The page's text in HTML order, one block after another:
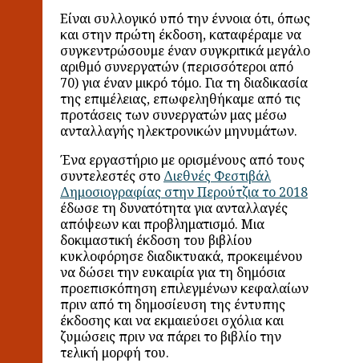
Είναι συλλογικό υπό την έννοια ότι, όπως
και στην πρώτη έκδοση, καταφέραμε να
συγκεντρώσουμε έναν συγκριτικά μεγάλο
αριθμό συνεργατών (περισσότεροι από
70) για έναν μικρό τόμο. Για τη διαδικασία
της επιμέλειας, επωφεληθήκαμε από τις
προτάσεις των συνεργατών μας μέσω
ανταλλαγής ηλεκτρονικών μηνυμάτων.
Ένα εργαστήριο με ορισμένους από τους
συντελεστές στο Διεθνές Φεστιβάλ
Δημοσιογραφίας στην Περούτζια το 2018
έδωσε τη δυνατότητα για ανταλλαγές
απόψεων και προβληματισμό. Μια
δοκιμαστική έκδοση του βιβλίου
κυκλοφόρησε διαδικτυακά, προκειμένου
να δώσει την ευκαιρία για τη δημόσια
προεπισκόπηση επιλεγμένων κεφαλαίων
πριν από τη δημοσίευση της έντυπης
έκδοσης και να εκμαιεύσει σχόλια και
ζυμώσεις πριν να πάρει το βιβλίο την
τελική μορφή του.